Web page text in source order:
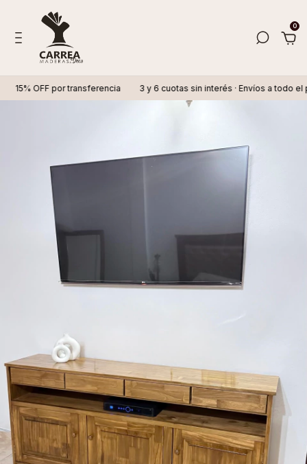
0
OFF por transferencia 3 y 6 cuotas sin interés · Envíos a todo el país